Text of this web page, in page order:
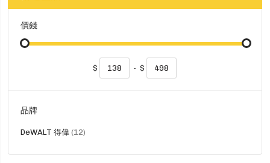
價錢
$ - $
品牌
DeWALT 得偉 12貨